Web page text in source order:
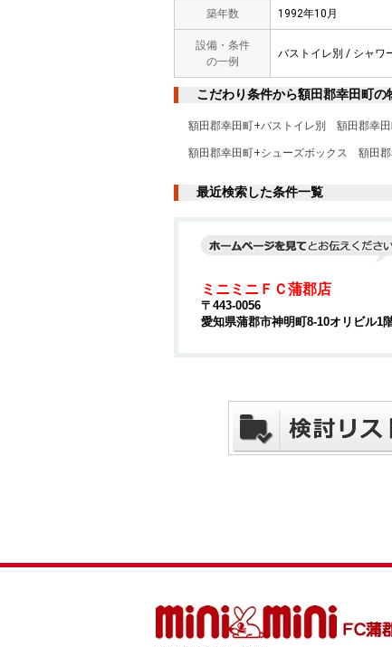
築年数 1992年10月
設備・条件
の一例
バストイレ別 / シャワ
こだわり条件から額田郡幸田町の
額田郡幸田町+バストイレ別 額田郡幸
額田郡幸田町+シューズボックス 額田
最近検索した条件一覧
ミニミニＦＣ蒲郡店
〒443-0056
愛知県蒲郡市神明町8-10オリビル1